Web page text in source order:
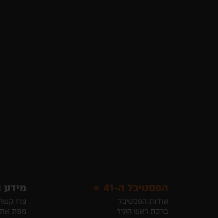
הפסטיבל ה-41
אודות הפסטיבל
ברכת ראש העיר
מידע
צרו קשר
מפת